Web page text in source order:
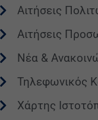
Αιτήσεις
Αιτήσεις
Νέα &
Τηλεφωνικός
Χάρτης